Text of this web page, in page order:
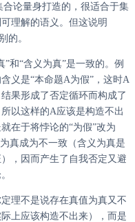
论量身打造的，很适合于集
理解的语义。但这说明
的。
和“含义为真”是一致的。例
义是“本命题A为假”，这时A
果形成了否定循环而构成了
以这样的A应该是构造不出
在于将悖论的“为假”改为
真成为不一致（含义为真是
，因而产生了自我否定又避
理不是说存在真值为真又不
上应该构造不出来），而是